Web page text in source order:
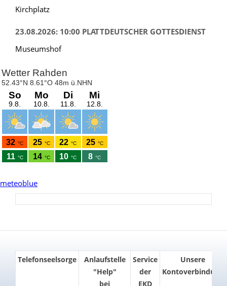
Kirchplatz
23.08.2026: 10:00 PLATTDEUTSCHER GOTTESDIENST
Museumshof
meteoblue
Telefonseelsorge
Anlaufstelle
"Help"
bei
Service
der
EKD
Unsere
Kontoverbindung